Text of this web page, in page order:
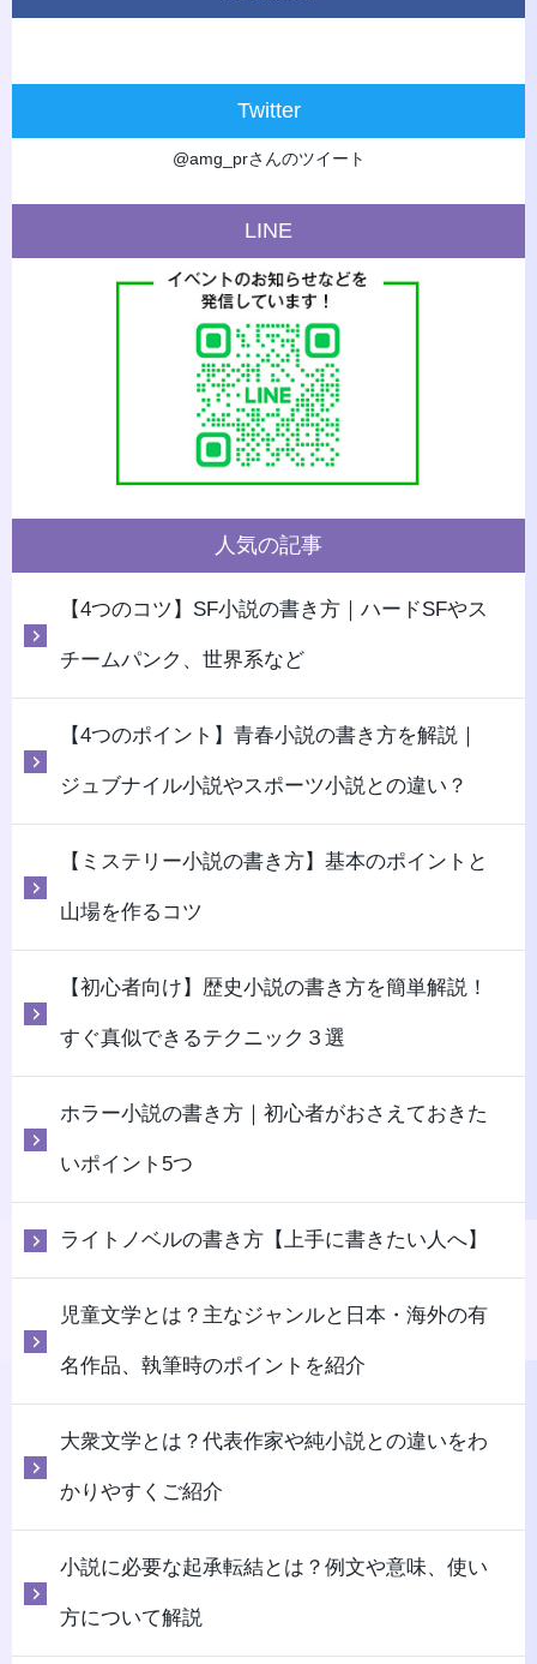
Twitter
@amg_prさんのツイート
LINE
人気の記事
【4つのコツ】SF小説の書き方｜ハードSFやス
チームパンク、世界系など
【4つのポイント】青春小説の書き方を解説｜
ジュブナイル小説やスポーツ小説との違い？
【ミステリー小説の書き方】基本のポイントと
山場を作るコツ
【初心者向け】歴史小説の書き方を簡単解説！
すぐ真似できるテクニック３選
ホラー小説の書き方｜初心者がおさえておきた
いポイント5つ
ライトノベルの書き方【上手に書きたい人へ】
児童文学とは？主なジャンルと日本・海外の有
名作品、執筆時のポイントを紹介
大衆文学とは？代表作家や純小説との違いをわ
かりやすくご紹介
小説に必要な起承転結とは？例文や意味、使い
方について解説